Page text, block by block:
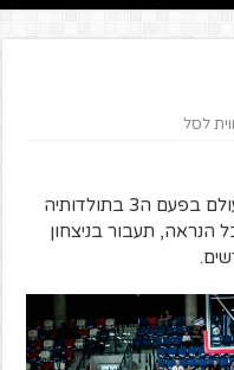
לסל
בפעם ה3 בתולדותיה
הנראה, תעבור בניצחון
.